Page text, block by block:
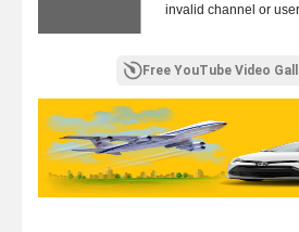
invalid channel or user
Free YouTube Video